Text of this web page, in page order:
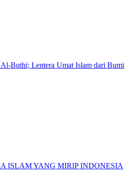
Buthi; Lentera Umat Islam dari Bumi
ISLAM YANG MIRIP INDONESIA